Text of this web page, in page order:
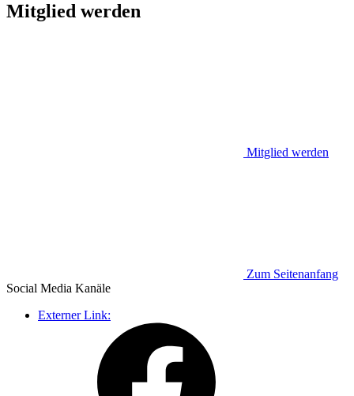
Mitglied werden
Mitglied werden
Zum Seitenanfang
Social Media Kanäle
Externer Link: